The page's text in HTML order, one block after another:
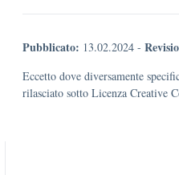
Pubblicato: 13.02.2024 -
Eccetto dove diversamente
rilasciato sotto Licenza Creative